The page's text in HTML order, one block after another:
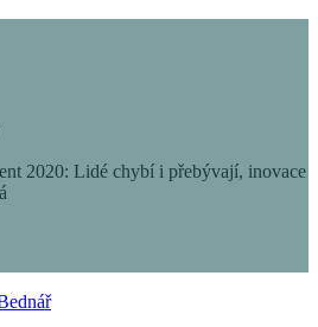
2020: Lidé chybí i přebývají, inovace